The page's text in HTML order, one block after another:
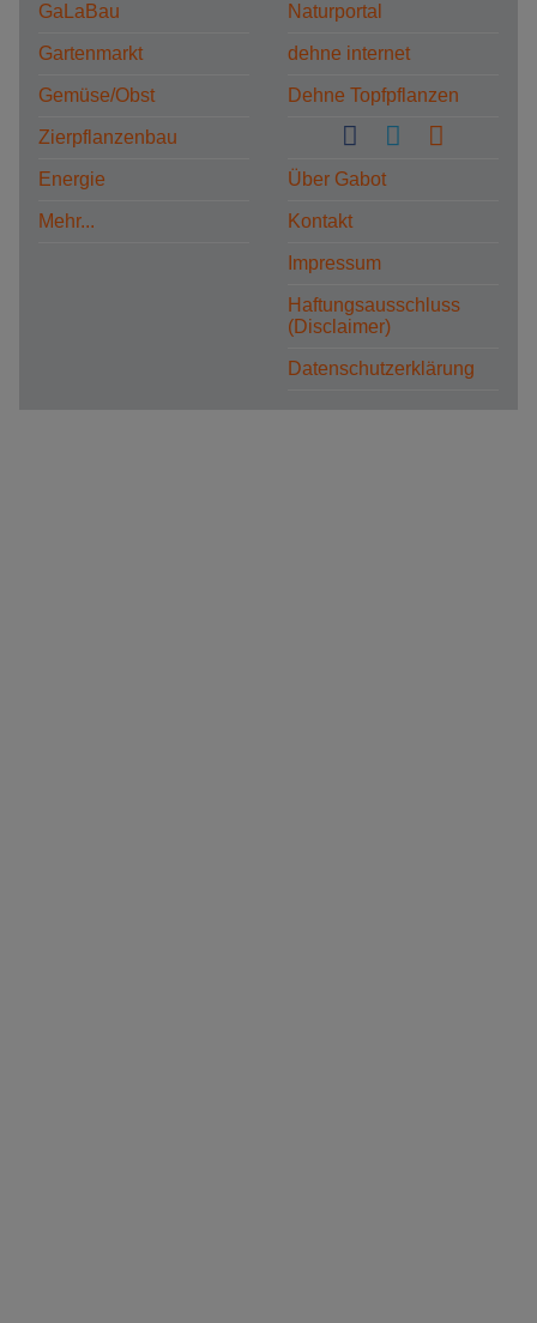
GaLaBau
Gartenmarkt
Gemüse/Obst
Zierpflanzenbau
Energie
Mehr...
Naturportal
dehne internet
Dehne Topfpflanzen
Über Gabot
Kontakt
Impressum
Haftungsausschluss
(Disclaimer)
Datenschutzerklärung